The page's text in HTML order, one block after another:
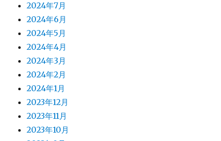
2024年7月
2024年6月
2024年5月
2024年4月
2024年3月
2024年2月
2024年1月
2023年12月
2023年11月
2023年10月